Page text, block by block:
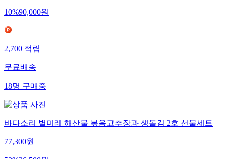
10%90,000원
2,700적립
무료배송
18명구매중
바다소리 별미레 해산물 볶음고추장과 생돌김 2호 선물세트
77,300원